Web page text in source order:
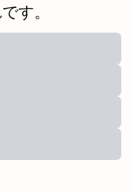
す。